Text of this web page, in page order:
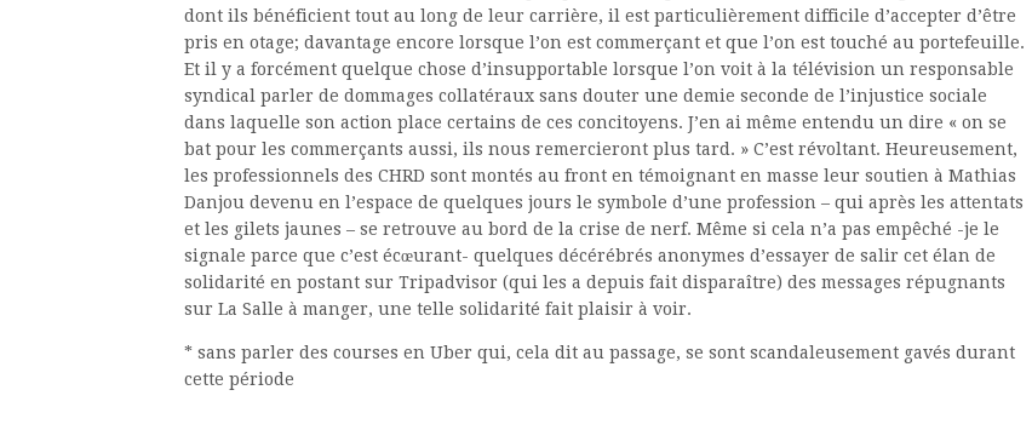
dont ils bénéficient tout au long de leur carrière, il est particulièrement difficile d’accepter d’être
pris en otage; davantage encore lorsque l’on est commerçant et que l’on est touché au portefeuille.
Et il y a forcément quelque chose d’insupportable lorsque l’on voit à la télévision un responsable
syndical parler de dommages collatéraux sans douter une demie seconde de l’injustice sociale
dans laquelle son action place certains de ces concitoyens. J’en ai même entendu un dire « on se
bat pour les commerçants aussi, ils nous remercieront plus tard. » C’est révoltant. Heureusement,
les professionnels des CHRD sont montés au front en témoignant en masse leur soutien à Mathias
Danjou devenu en l’espace de quelques jours le symbole d’une profession – qui après les attentats
et les gilets jaunes – se retrouve au bord de la crise de nerf. Même si cela n’a pas empêché -je le
signale parce que c’est écœurant- quelques décérébrés anonymes d’essayer de salir cet élan de
solidarité en postant sur Tripadvisor (qui les a depuis fait disparaître) des messages répugnants
sur La Salle à manger, une telle solidarité fait plaisir à voir.
* sans parler des courses en Uber qui, cela dit au passage, se sont scandaleusement gavés durant
cette période